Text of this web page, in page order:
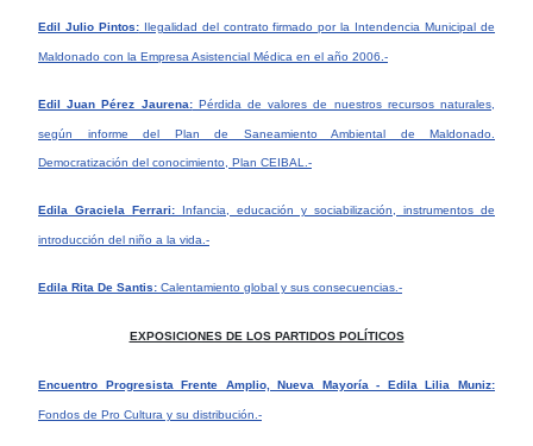
Edil Julio Pintos:Ilegalidad del contrato firmado por la Intendencia Municipal de
Maldonado con la Empresa Asistencial Médica en el año 2006.-
Edil Juan Pérez Jaurena:Pérdida de valores de nuestros recursos naturales,
según informe del Plan de Saneamiento Ambiental de Maldonado.
Democratización del conocimiento, Plan CEIBAL.-
Edila Graciela Ferrari: Infancia, educación y sociabilización, instrumentos de
introducción del niño a la vida.-
Edila Rita De Santis: Calentamiento global y sus consecuencias.-
EXPOSICIONES DE LOS PARTIDOS POLÍTICOS
Encuentro Progresista Frente Amplio, Nueva Mayoría - Edila Lilia Muniz:
Fondos de Pro Cultura y su distribución.-